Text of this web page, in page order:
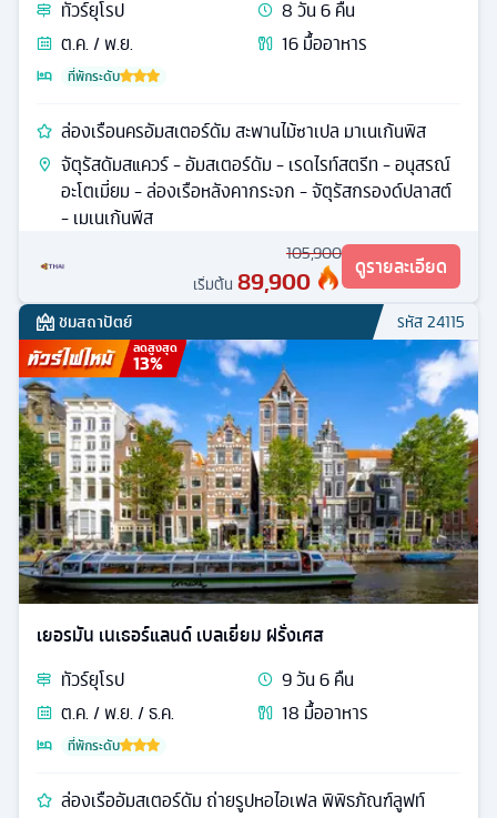
ทัวร์ยุโรป 8วัน6คืน
ต.ค. / พ.ย.
16มื้ออาหาร
ที่พักระดับ
ล่องเรือนครอัมสเตอร์ดัม สะพานไม้ซาเปล มาเนเก้นพิส
จัตุรัสดัมสแควร์ - อัมสเตอร์ดัม - เรดไรท์สตรีท - อนุสรณ์
อะโตเมี่ยม - ล่องเรือหลังคากระจก - จัตุรัสกรองด์ปลาสต์
- เมเนเก้นพีส
105,900
เริ่มต้น 89,900 ดูรายละเอียด
ชมสถาปัตย์ รหัส24115
ลดสูงสุด
13%
เยอรมัน เนเธอร์แลนด์ เบลเยี่ยม ฝรั่งเศส
ทัวร์ยุโรป 9วัน6คืน
ต.ค. / พ.ย. / ธ.ค.
18 มื้ออาหาร
ที่พักระดับ
ล่องเรืออัมสเตอร์ดัม ถ่ายรูปหอไอเฟล พิพิธภัณฑ์ลูฟท์